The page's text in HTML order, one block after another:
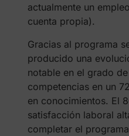
actualmente un
cuenta propia).
Gracias al programa
producido una
notable en el grado de
competencias en un
en conocimientos. El
satisfacción laboral
completar el